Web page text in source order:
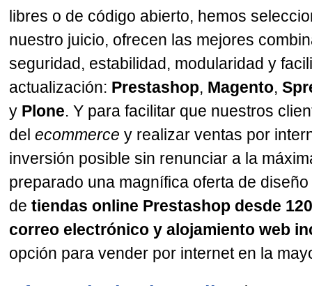
libres o de código abierto, hemos
nuestro juicio, ofrecen las mejores
seguridad, estabilidad, modularidad y
actualización: Prestashop, Magento,
y Plone. Y para facilitar que nuestros
delecommerce y realizar ventas por
inversión posible sin renunciar a la
preparado una magnífica oferta de
detiendas online Prestashop desde
correo electrónico y alojamiento web
opción para vender por internet en la